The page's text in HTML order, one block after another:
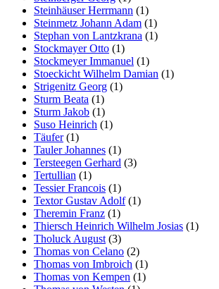
Steinhäuser Herrmann (1)
Steinmetz Johann Adam (1)
Stephan von Lantzkrana (1)
Stockmayer Otto (1)
Stockmeyer Immanuel (1)
Stoeckicht Wilhelm Damian (1)
Strigenitz Georg (1)
Sturm Beata (1)
Sturm Jakob (1)
Suso Heinrich (1)
Täufer(1)
Tauler Johannes (1)
Tersteegen Gerhard (3)
Tertullian (1)
Tessier Francois (1)
Textor Gustav Adolf(1)
Theremin Franz (1)
Thiersch Heinrich Wilhelm Josias (1)
Tholuck August (3)
Thomas von Celano (2)
Thomas von Imbroich (1)
Thomas von Kempen (1)